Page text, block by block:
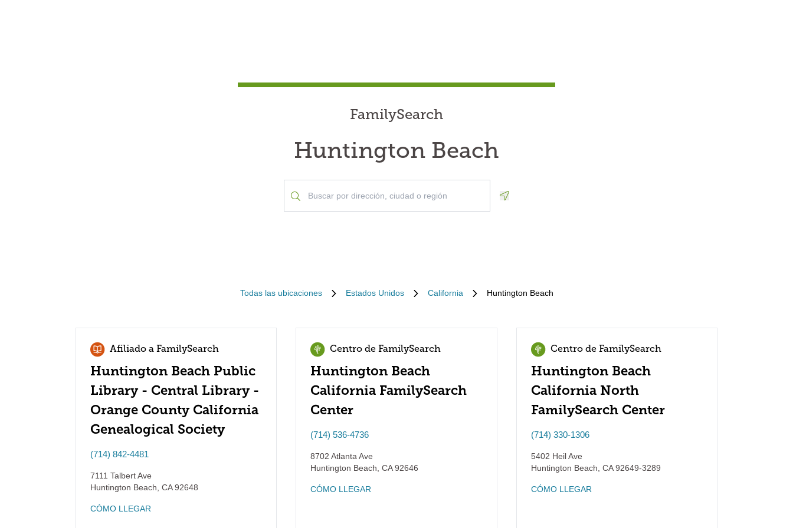
FamilySearch
Huntington Beach
Todas las ubicaciones Estados Unidos California Huntington Beach
Afiliado a FamilySearch
Huntington Beach Public
Library - Central Library -
Orange County California
Genealogical Society
(714) 842-4481
7111 Talbert Ave
Huntington Beach CA92648
CÓMO LLEGAR
Centro de FamilySearch
Huntington Beach
California FamilySearch
Center
(714) 536-4736
8702 Atlanta Ave
Huntington Beach CA92646
CÓMO LLEGAR
Centro de FamilySearch
Huntington Beach
California North
FamilySearch Center
(714) 330-1306
5402 Heil Ave
Huntington Beach CA92649-3289
CÓMO LLEGAR